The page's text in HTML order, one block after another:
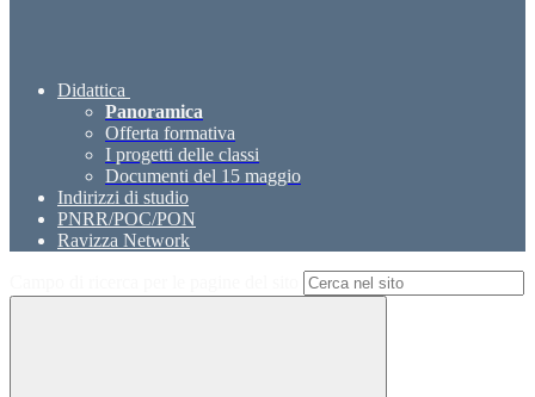
Didattica
Panoramica
Offerta formativa
I progetti delle classi
Documenti del 15 maggio
Indirizzi di studio
PNRR/POC/PON
Ravizza Network